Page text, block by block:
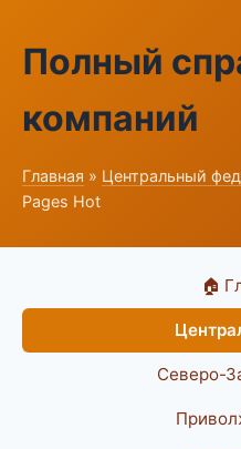
Полный
компаний
Главная » Центральный
Pages Hot
🏠
Северо-